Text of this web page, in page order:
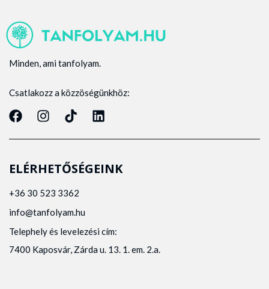
Minden, ami tanfolyam.
Csatlakozz a közzöségünkhöz:
ELÉRHETŐSÉGEINK
+36 30 523 3362
info@tanfolyam.hu
Telephely és levelezési cím:
7400 Kaposvár, Zárda u. 13. 1. em. 2.a.